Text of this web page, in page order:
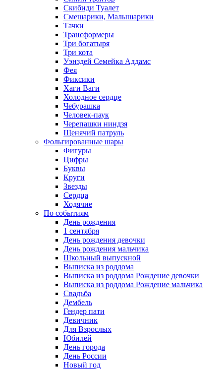
Скибиди Туалет
Смешарики, Малышарики
Тачки
Трансформеры
Три богатыря
Три кота
Уэнздей Семейка Аддамс
Фея
Фиксики
Хаги Ваги
Холодное сердце
Чебурашка
Человек-паук
Черепашки ниндзя
Щенячий патруль
Фольгированные шары
Фигуры
Цифры
Буквы
Круги
Звезды
Сердца
Ходячие
По событиям
День рождения
1 сентября
День рождения девочки
День рождения мальчика
Школьный выпускной
Выписка из роддома
Выписка из роддома Рождение девочки
Выписка из роддома Рождение мальчика
Свадьба
Дембель
Гендер пати
Девичник
Для Взрослых
Юбилей
День города
День России
Новый год